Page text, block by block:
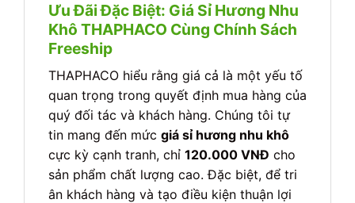
Ưu Đãi Đặc Biệt: Giá Sỉ Hương Nhu
Khô THAPHACO Cùng Chính Sách
Freeship
THAPHACO hiểu rằng giá cả là một yếu tố
quan trọng trong quyết định mua hàng của
quý đối tác và khách hàng. Chúng tôi tự
tin mang đến mức giá sỉ hương nhu khô
cực kỳ cạnh tranh, chỉ 120.000 VNĐ cho
sản phẩm chất lượng cao. Đặc biệt, để tri
ân khách hàng và tạo điều kiện thuận lợi